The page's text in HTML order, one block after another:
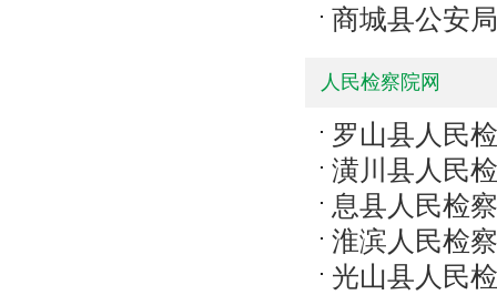
商城县公安局
人民检察院网
罗山县人民
潢川县人民
息县人民检
淮滨人民检
光山县人民